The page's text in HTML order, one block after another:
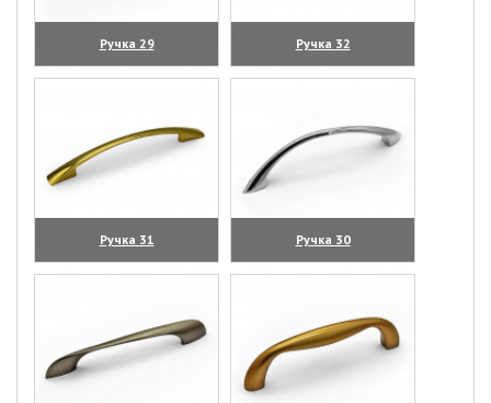
Ручка 29
(увеличить)
Ручка 32
(увеличить)
Ручка 31
(увеличить)
Ручка 30
(увеличить)